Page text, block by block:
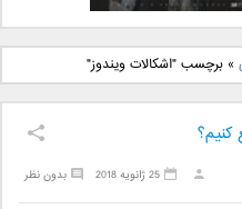
دانلود آهنگ جدید علی
یاسینی بنام دورترین نزدیک
»برچسب "اشکالات ویندوز"
کنیم؟
بدون نظر 25 ژانویه 2018